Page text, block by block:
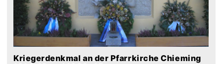
Kriegerdenkmal an der Pfarrkirche Chieming